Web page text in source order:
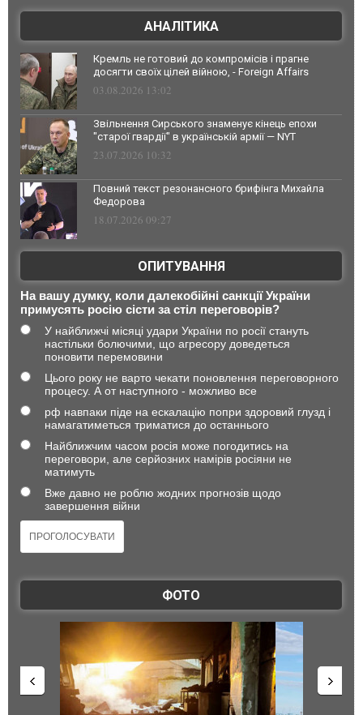
АНАЛІТИКА
Кремль не готовий до компромісів і прагне
досягти своїх цілей війною, - Foreign Affairs
03.08.2026 13:02
Звільнення Сирського знаменує кінець епохи
"старої гвардії" в українській армії — NYT
23.07.2026 10:32
Повний текст резонансного брифінга Михайла
Федорова
18.07.2026 09:27
ОПИТУВАННЯ
На вашу думку, коли далекобійні санкції України
примусять росію сісти за стіл переговорів?
У найближчі місяці удари України по росії стануть
настільки болючими, що агресору доведеться
поновити перемовини
Цього року не варто чекати поновлення переговорного
процесу. А от наступного - можливо все
рф навпаки піде на ескалацію попри здоровий глузд і
намагатиметься триматися до останнього
Найближчим часом росія може погодитись на
переговори, але серйозних намірів росіяни не
матимуть
Вже давно не роблю жодних прогнозів щодо
завершення війни
ФОТО